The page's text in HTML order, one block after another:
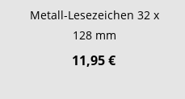
Metall-Lesezeichen 32 x
128 mm
11,95 €